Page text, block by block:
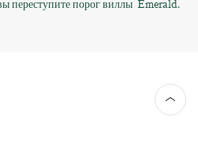
переступите порог виллы Emerald.